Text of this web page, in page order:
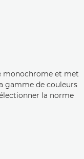
monochrome et met
gamme de couleurs
la norme